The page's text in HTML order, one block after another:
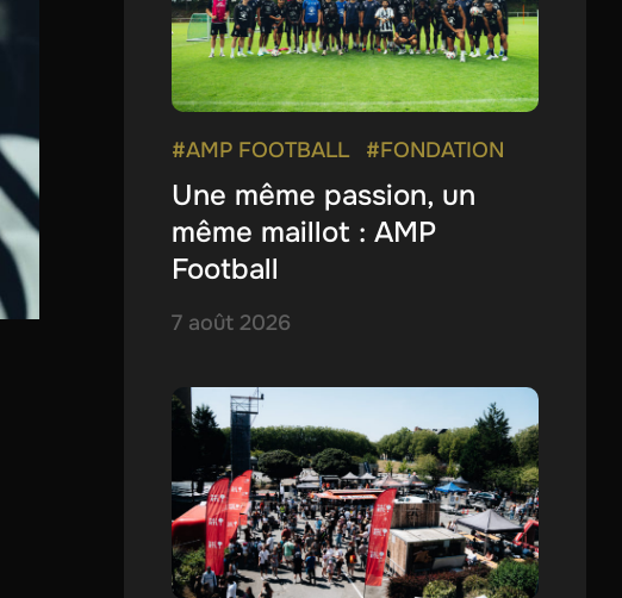
#AMP FOOTBALL #FONDATION
Une même passion, un
même maillot : AMP
Football
7 août 2026